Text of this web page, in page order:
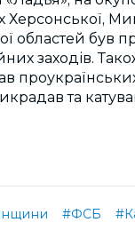
Херсонської,
областей був
заходів.
та
#ФСБ